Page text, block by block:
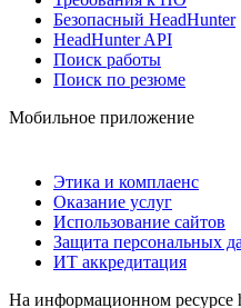
Безопасный HeadHunter
HeadHunter API
Поиск работы
Поиск по резюме
Мобильное приложение
Этика и комплаенс
Оказание услуг
Использование сайтов
Защита персональных
ИТ аккредитация
На информационном ресурсе